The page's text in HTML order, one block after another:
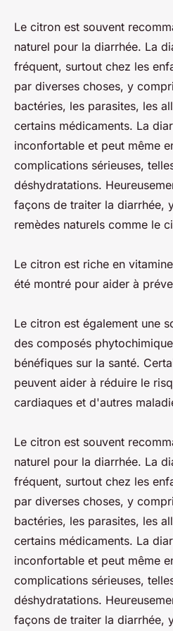
Le citron est souvent
naturel pour la diarrhée. La
fréquent, surtout chez les
par diverses choses, y
bactéries, les parasites, les
certains médicaments. La
inconfortable et peut même
complications sérieuses,
déshydratations.
façons de traiter la diarrhée,
remèdes naturels comme le
Le citron est riche en
été montré pour aider à
Le citron est également une
des composés
bénéfiques sur la santé.
peuvent aider à réduire le
cardiaques et d'autres
Le citron est souvent
naturel pour la diarrhée. La
fréquent, surtout chez les
par diverses choses, y
bactéries, les parasites, les
certains médicaments. La
inconfortable et peut même
complications sérieuses,
déshydratations.
façons de traiter la diarrhée,